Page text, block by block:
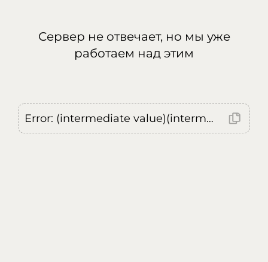
Сервер не отвечает, но мы уже
работаем над этим
Error: (intermediate value)(intermediate value)(intermediate value).replaceAll is not a function